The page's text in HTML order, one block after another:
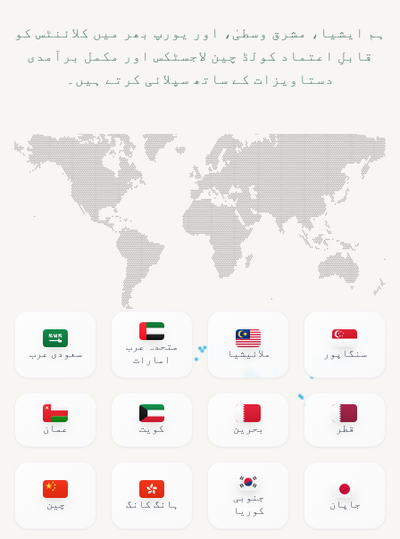
ہم ایشیا، مشرق وسطیٰ، اور یورپ بھر میں کلائنٹس کو
قابلِ اعتماد کولڈ چین لاجسٹکس اور مکمل برآمدی
دستاویزات کے ساتھ سپلائی کرتے ہیں۔
سنگاپور ملائیشیا
متحدہ عرب
امارات
سعودی عرب
قطر بحرین کویت عمان
جاپان
جنوبی
کوریا
ہانگ کانگ چین